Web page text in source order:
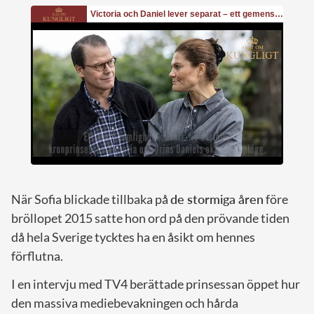
När Sofia blickade tillbaka påde stormiga årenföre
bröllopet 2015 satte hon ord på den prövande tiden
då hela Sverige tycktes ha en åsikt om hennes
förflutna.
I en intervju med TV4 berättade prinsessan öppet hur
den massiva mediebevakningen och hårda